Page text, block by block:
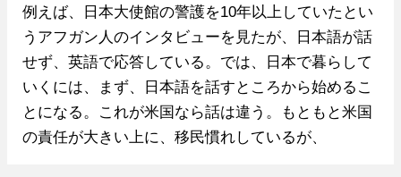
例えば、日本大使館の警護を10年以上していたとい
うアフガン人のインタビューを見たが、日本語が話
せず、英語で応答している。では、日本で暮らして
いくには、まず、日本語を話すところから始めるこ
とになる。これが米国なら話は違う。もともと米国
の責任が大きい上に、移民慣れしているが、